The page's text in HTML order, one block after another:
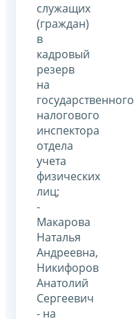
служащих
(граждан)
в
кадровый
резерв
на
государственного
налогового
инспектора
отдела
учета
физических
лиц;
-
Макарова
Наталья
Андреевна,
Никифоров
Анатолий
Сергеевич
- на